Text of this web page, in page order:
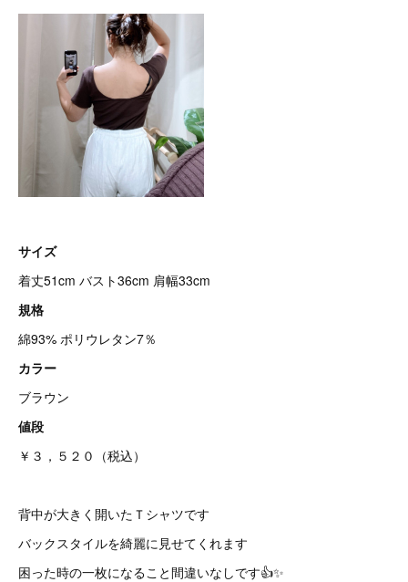
サイズ
着丈51cm バスト36cm 肩幅33cm
規格
綿93% ポリウレタン7％
カラー
ブラウン
値段
￥３，５２０（税込）
背中が大きく開いたＴシャツです
バックスタイルを綺麗に見せてくれます
困った時の一枚になること間違いなしです👍✨